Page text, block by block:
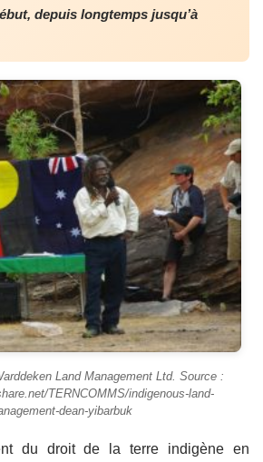
depuis longtemps jusqu’à
Land Management Ltd. Source :
TERNCOMMS/indigenous-land-
dean-yibarbuk
du droit de la terre indigène en